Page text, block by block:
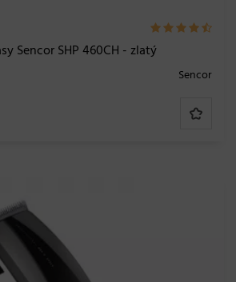
Sencor SHP 460CH - zlatý
Sencor